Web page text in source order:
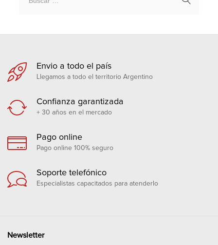
Envio a todo el país
Llegamos a todo el territorio Argentino
Confianza garantizada
+ 30 años en el mercado
Pago online
Pago online 100% seguro
Soporte telefónico
Especialistas capacitados para atenderlo
Newsletter